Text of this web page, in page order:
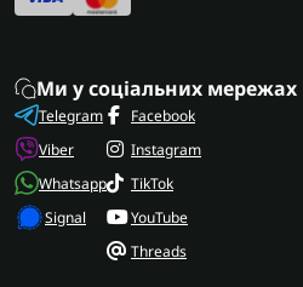
Ми у соціальних мережах
Telegram
Viber
Whatsapp
Signal
Facebook
Instagram
TikTok
YouTube
Threads